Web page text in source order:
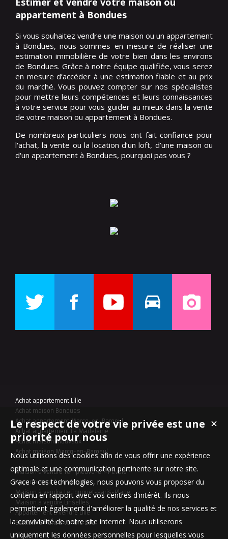
appartement à Bondues
Si vous souhaitez vendre une maison ou un appartement
à Bondues, nous sommes en mesure de réaliser une
estimation immobilière de votre bien dans les environs
de Bondues. Grâce à notre équipe qualifiée, vous serez
en mesure d’accéder à une estimation fiable et au prix
du marché. Vous pouvez compter sur nos spécialistes
pour mettre leurs compétences et leurs connaissances
à votre service pour vous guider au mieux dans la vente
de votre maison ou appartement à Bondues.
De nombreux particuliers nous ont fait confiance pour
l'achat, la vente ou la location d’un loft, d’une maison ou
d'un appartement à Bondues, pourquoi pas vous ?
Achat appartement Lille
Achat maison Bondues
Achat appartement Marcq-en-Baroeul
Achat appartement La Madeleine
Achat maison Mouvaux
Achat maison Marcq-en-Baroeul
Maison à vendre Templeuve-en-Pévèle
Appartement à vendre Lille
Maison à vendre Le Touquet-Paris-Plage
Maison à vendre Linselles
Appartement à vendre Lille
Stationnement à vendre Lille
✕
Le respect de votre vie privée est une
priorité pour nous
Nous utilisons des cookies afin de vous offrir une expérience
optimale et une communication pertinente sur notre site.
Grace à ces technologies, nous pouvons vous proposer du
contenu en rapport avec vos centres d'intérêt. Ils nous
permettent également d'améliorer la qualité de nos services et
la convivialité de notre site internet. Nous utiliserons
uniquement les données personnelles pour lesquelles vous